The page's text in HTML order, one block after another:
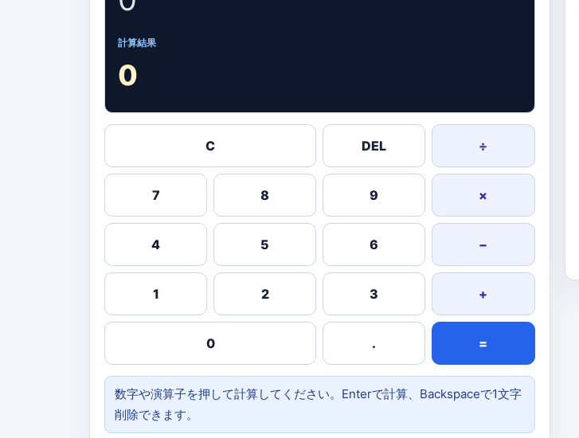
計算結果
0
C DEL ÷
7 8 9 ×
4 5 6 −
1 2 3 +
0 . =
数字や演算子を押して計算してください。Enterで計算、Backspaceで1文字
削除できます。